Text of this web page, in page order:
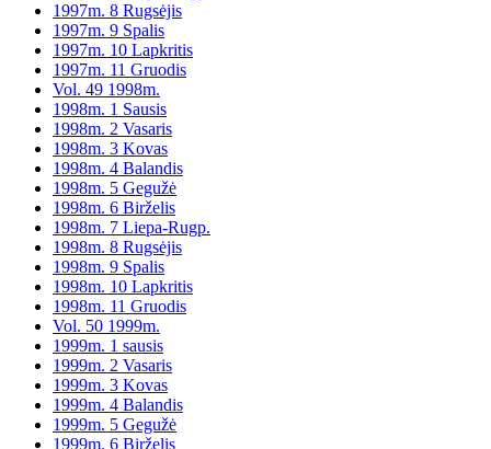
1997m. 8 Rugsėjis
1997m. 9 Spalis
1997m. 10 Lapkritis
1997m. 11 Gruodis
Vol. 49 1998m.
1998m. 1 Sausis
1998m. 2 Vasaris
1998m. 3 Kovas
1998m. 4 Balandis
1998m. 5 Gegužė
1998m. 6 Birželis
1998m. 7 Liepa-Rugp.
1998m. 8 Rugsėjis
1998m. 9 Spalis
1998m. 10 Lapkritis
1998m. 11 Gruodis
Vol. 50 1999m.
1999m. 1 sausis
1999m. 2 Vasaris
1999m. 3 Kovas
1999m. 4 Balandis
1999m. 5 Gegužė
1999m. 6 Birželis